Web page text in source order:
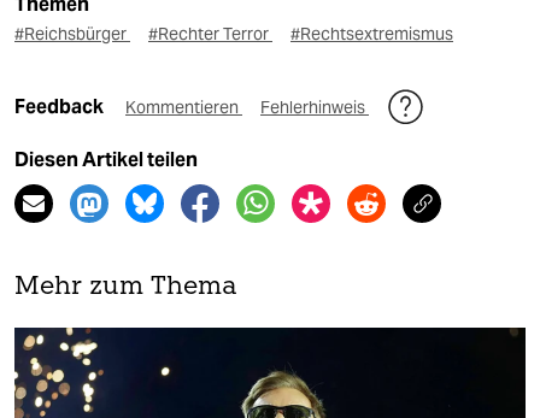
Themen
#Reichsbürger #Rechter Terror #Rechtsextremismus
Feedback Kommentieren Fehlerhinweis
Diesen Artikel teilen
Mehr zum Thema